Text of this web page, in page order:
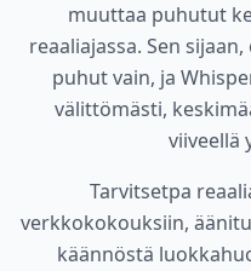
muuttaa puhutut
reaaliajassa. Sen
puhut vain, ja
välittömästi,
viiveellä
Tarvitsetpa
verkkokokouksiin,
käännöstä